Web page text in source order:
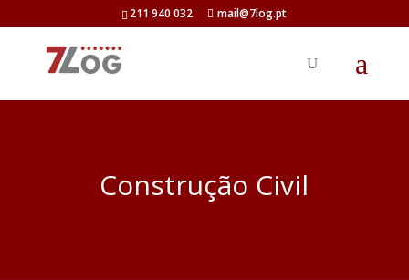
211 940 032 mail@7log.pt
Construção Civil